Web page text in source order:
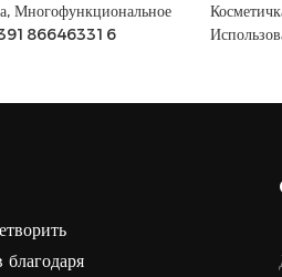
Многофункциональное
благодаря